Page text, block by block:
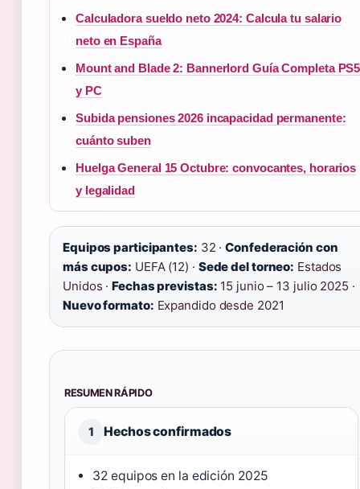
Calculadora sueldo neto 2024: Calcula tu salario
neto en España
Mount and Blade 2: Bannerlord Guía Completa PS5
y PC
Subida pensiones 2026 incapacidad permanente:
cuánto suben
Huelga General 15 Octubre: convocantes, horarios
y legalidad
Equipos participantes: 32 ·Confederación con
más cupos: UEFA (12) · Sede del torneo: Estados
Unidos ·Fechas previstas: 15 junio – 13 julio 2025 ·
Nuevo formato: Expandido desde 2021
RESUMEN RÁPIDO
1 Hechos confirmados
32 equipos en la edición 2025